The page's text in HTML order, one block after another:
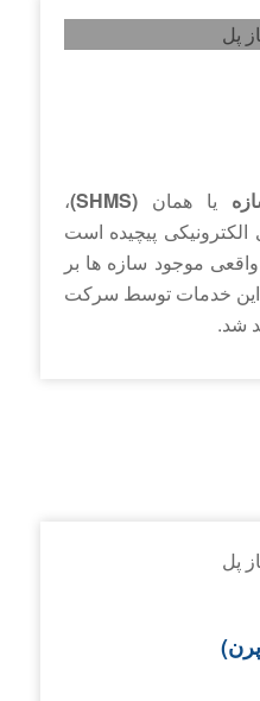
یا همان(SHMS)
،
پیچیده است
موجود سازه ها بر
خدمات توسط سرکت
شد.